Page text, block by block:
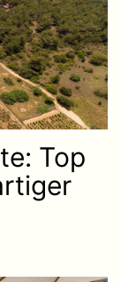
Top